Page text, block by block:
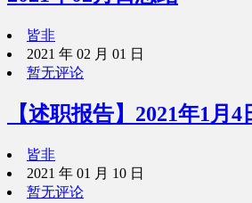
皆非
2021 年 02 月 01 日
暂无评论
【述职报告】2021年1月
皆非
2021 年 01 月 10 日
暂无评论